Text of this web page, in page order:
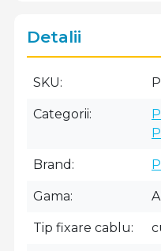
Detalii
SKU
Categorii
Brand
Gama
Tip fixare cablu